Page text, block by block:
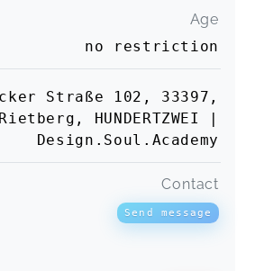
Age
no restriction
Straße 102, 33397,
Rietberg, HUNDERTZWEI |
Design.Soul.Academy
Contact
Send message